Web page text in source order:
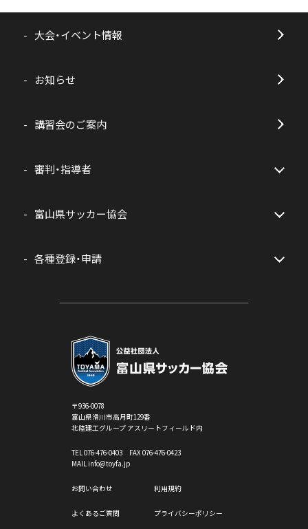
大会・イベント情報
お知らせ
講習会のご案内
審判・指導者
富山県サッカー協会
各種登録・申請
〒936-0078
富山県滑川市高月町129番
北陸建工グループ アスリートフィールド内
TEL076-476-0403 FAX 076-476-0423
MAIL info@toyfa.jp
お問い合わせ 利用規約
よくあるご質問 プライバシーポリシー